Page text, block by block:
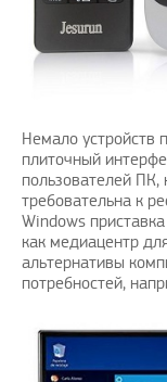
Немало устройств
плиточный
пользователей ПК,
требовательна к
Windows
как медиацентр
альтернативы
потребностей,